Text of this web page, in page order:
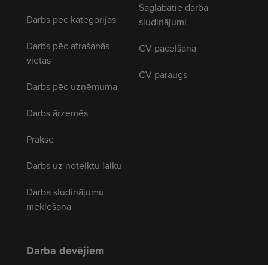
Darbs pēc kategorijas
Darbs pēc atrašanās
vietas
Darbs pēc uzņēmuma
Darbs ārzemēs
Prakse
Darbs uz noteiktu laiku
Darba sludinājumu
meklēšana
Saglabātie darba
sludinājumi
CV pacelšana
CV paraugs
Darba devējiem